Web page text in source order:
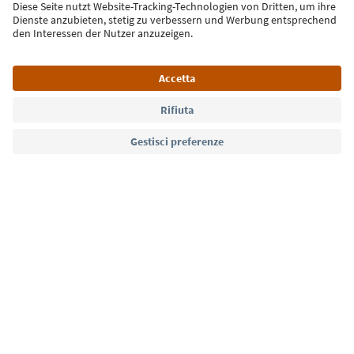
Iscriviti alla newsletter